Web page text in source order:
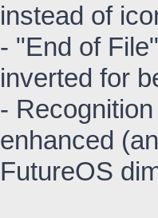
instead of
- "End of
inverted for
-
enhanced
FutureOS